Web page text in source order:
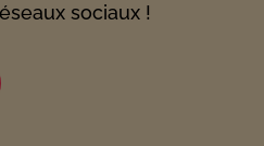
sociaux !